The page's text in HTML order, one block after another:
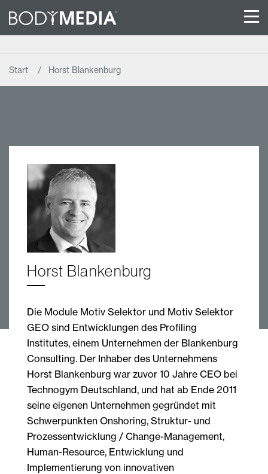
Start Horst Blankenburg
Horst Blankenburg
Die Module Motiv Selektor und Motiv Selektor
GEO sind Entwicklungen des Profiling
Institutes, einem Unternehmen der Blankenburg
Consulting. Der Inhaber des Unternehmens
Horst Blankenburg war zuvor 10 Jahre CEO bei
Technogym Deutschland, und hat ab Ende 2011
seine eigenen Unternehmen gegründet mit
Schwerpunkten Onshoring, Struktur- und
Prozessentwicklung / Change-Management,
Human-Resource, Entwicklung und
Implementierung von innovativen